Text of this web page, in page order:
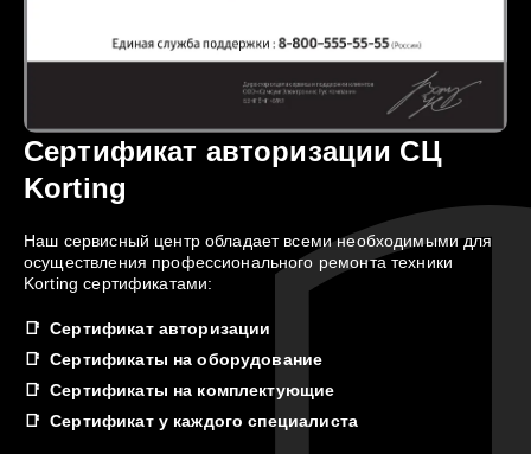
Сертификат авторизации СЦ
Korting
Наш сервисный центр обладает всеми необходимыми для
осуществления профессионального ремонта техники
Korting сертификатами:
Сертификат авторизации
Сертификаты на оборудование
Сертификаты на комплектующие
Сертификат у каждого специалиста